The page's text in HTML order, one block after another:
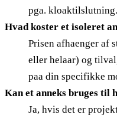
pga. kloaktilslutning.
Hvad koster et isoleret
Prisen afhaenger af
eller helaar) og
paa din specifikke
Kan et anneks bruges til
Ja, hvis det er